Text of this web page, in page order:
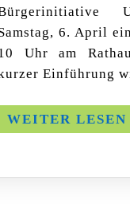
6. April
Uhr am
Einführung
WEITER LESEN